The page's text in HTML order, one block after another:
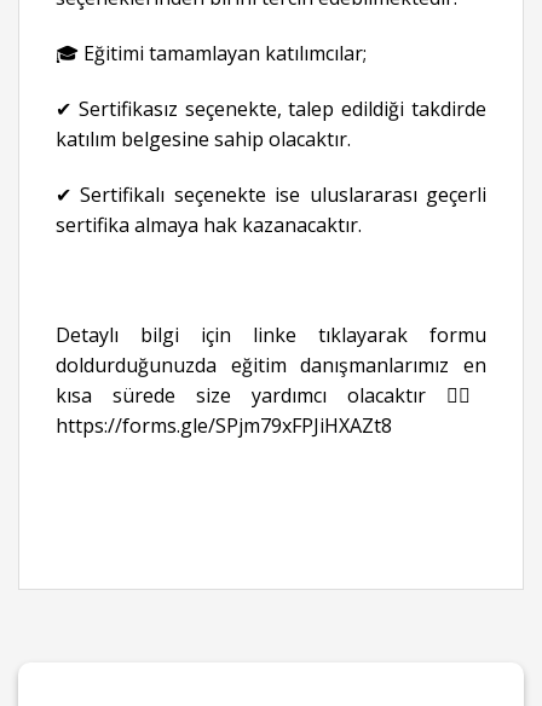
🎓 Eğitimi tamamlayan katılımcılar;
✔ Sertifikasız seçenekte, talep edildiği takdirde
katılım belgesine sahip olacaktır.
✔ Sertifikalı seçenekte ise uluslararası geçerli
sertifika almaya hak kazanacaktır.
Detaylı bilgi için linke tıklayarak formu
doldurduğunuzda eğitim danışmanlarımız en
kısa sürede size yardımcı olacaktır 👉🏻
https://forms.gle/SPjm79xFPJiHXAZt8